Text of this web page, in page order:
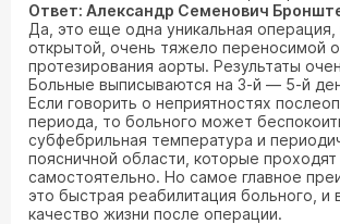
Ответ: Александр Семенович
Да, это еще одна уникальная операция,
открытой, очень тяжело переносимой
протезирования аорты. Результаты
Больные выписываются на 3-й — 5-й
Если говорить о неприятностях
периода, то больного может
субфебрильная температура и
поясничной области, которые проходят
самостоятельно. Но самое главное
это быстрая реабилитация больного, и
качество жизни после операции.